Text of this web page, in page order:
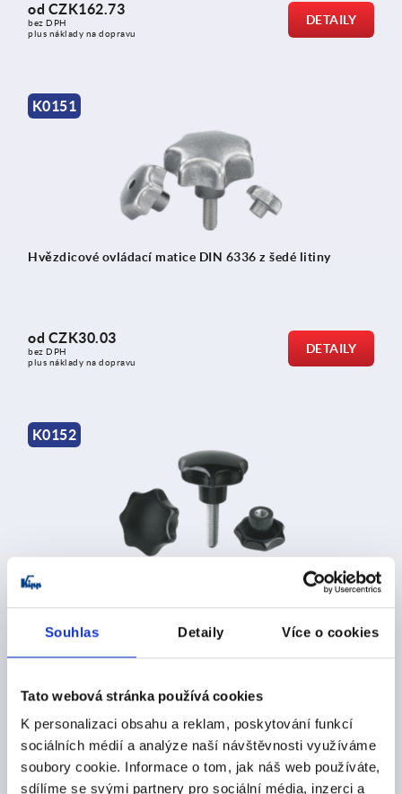
Souhlas Detaily Více o cookies
Tato webová stránka používá cookies
K personalizaci obsahu a reklam, poskytování funkcí
sociálních médií a analýze naší návštěvnosti využíváme
soubory cookie. Informace o tom, jak náš web používáte,
sdílíme se svými partnery pro sociální média, inzerci a
od CZK162.73
bez DPH
plus náklady na dopravu
DETAILY
K0151
Hvězdicové ovládací matice DIN 6336 z šedé litiny
od CZK30.03
bez DPH
plus náklady na dopravu
DETAILY
K0152
Hvězdicové ovládací matice a šrouby podle DIN 6336
plus náklady na dopravu
K1016